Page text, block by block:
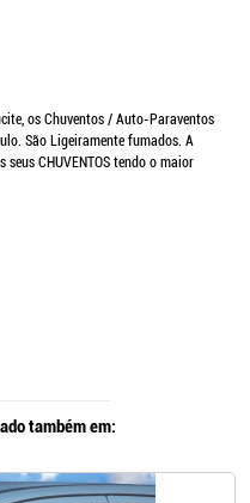
os Chuventos / Auto-Paraventos
São Ligeiramente fumados. A
seus CHUVENTOS tendo o maior
também em: